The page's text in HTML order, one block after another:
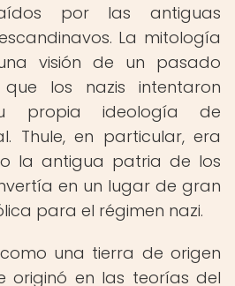
por las antiguas
La mitología
visión de un pasado
los nazis intentaron
propia ideología de
Thule, en particular, era
la antigua patria de los
en un lugar de gran
para el régimen nazi.
una tierra de origen
originó en las teorías del